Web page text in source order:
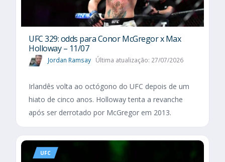
UFC 329: odds para Conor McGregor x Max
Holloway – 11/07
Jordan Ramsay Última atualização: 27/07/2026
Irlandês volta ao octógono do UFC depois de um
hiato de cinco anos. Holloway tenta a revanche
após ser derrotado por McGregor em 2013.
UFC